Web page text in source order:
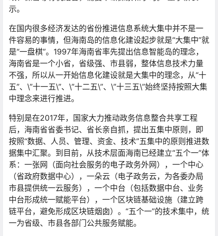
示。
在国内很多经济发达的省份推进信息系统大集中并不是一
件容易的事情，但海南岛的信息化建设起步就是“大集中”就
是“一盘棋”。1997年海南省率先提出信息智能岛的理念，
海南省是一个小省，省级强、市县弱，整体信息技术力量
不强，所以从一开始信息化建设就是大集中的理念，从“十
五”、\”十一五\”、\”十二五\”、\”十三五\”始终坚持按照大集
中理念来进行推进。
特别是在2017年，国家大力推动政务信息整合共享工程
后，海南省省委书记、省长亲自抓，提出五集中原则，即
按照“数据、人员、管理、资金、技术”五集中的原则推进数
据集中汇聚。到目前，从技术层面海南已经建立“五个一”体
系：一张网（面向社会服务的电子政务外网），一个中心
（省政府数据中心），一朵云（电子政务云，为各委办局
市县提供统一云服务），一个中台（包括数据中台、业务
中台形成统一赋能平台），一个区块链基础设施（建立跨
链平台，避免形成区块链烟囱）。“五个一”的技术集中，统
一为省级、市县各部门公共服务赋能。